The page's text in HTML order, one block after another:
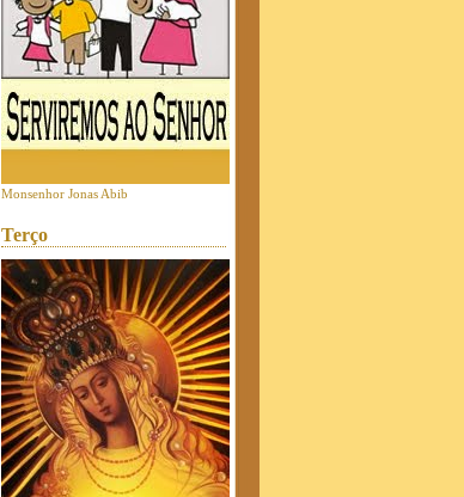
Monsenhor Jonas Abib
Terço